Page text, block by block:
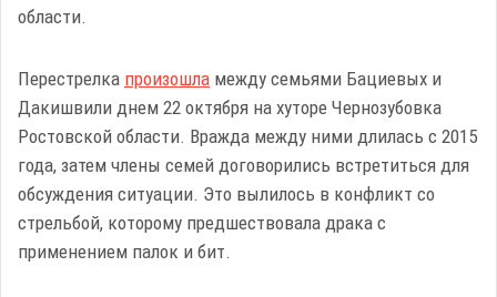
области.
Перестрелка произошла между семьями Бациевых и
Дакишвили днем 22 октября на хуторе Чернозубовка
Ростовской области. Вражда между ними длилась с 2015
года, затем члены семей договорились встретиться для
обсуждения ситуации. Это вылилось в конфликт со
стрельбой, которому предшествовала драка с
применением палок и бит.